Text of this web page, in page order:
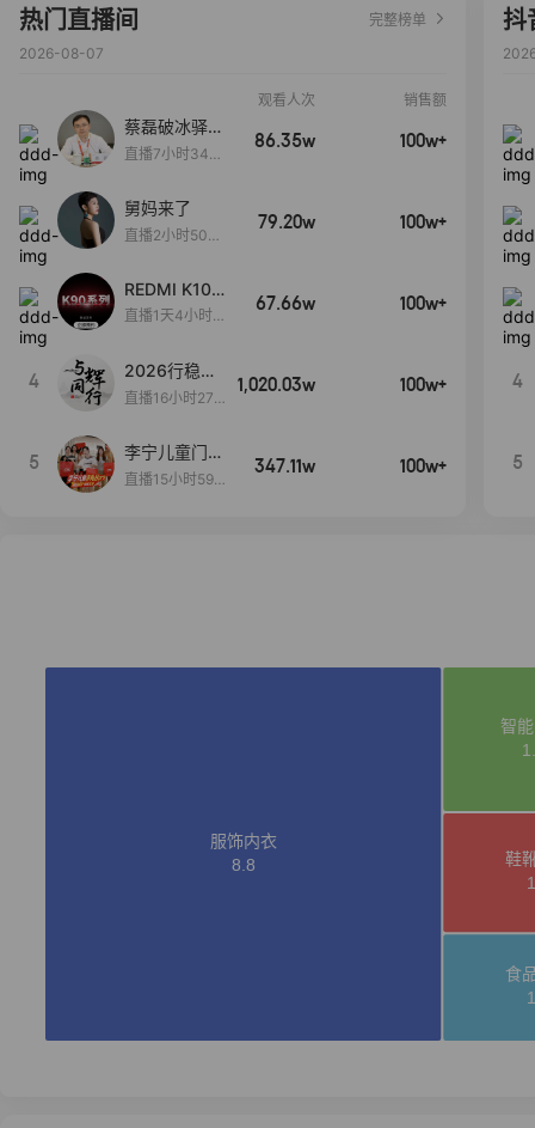
热门直播间
完整榜单
2026-08-07
观看人次 销售额
蔡磊破冰驿站
直播间好物分
直播7小时34分
86.35w 100w+
舅妈来了
直播2小时50分
79.20w 100w+
REDMI K100
Pro系列新品
启！
直播1天4小时2
67.66w 100w+
4
2026行稳致
远
直播16小时27
1,020.03w 100w+
5
李宁儿童门店
爆款赤兔8pr
直播15小时59
347.11w 100w+
抖
4
5